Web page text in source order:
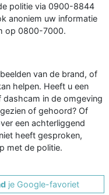
politie via 0900-8844
anoniem uw informatie
op 0800-7000.
van de brand, of
helpen. Heeft u een
dashcam in de omgeving
of gehoord? Of
een achterliggend
heeft gesproken,
met de politie.
je Google-favoriet